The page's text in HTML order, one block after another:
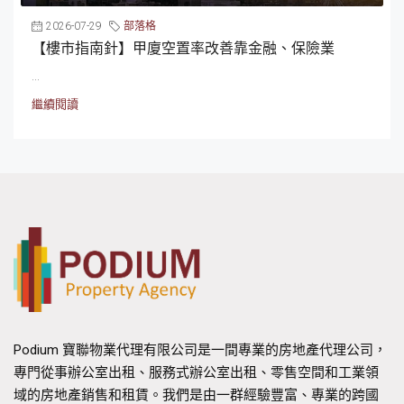
2026-07-29 部落格
【樓市指南針】甲廈空置率改善靠金融、保險業
繼續閱讀
Podium 寶聯物業代理有限公司是一間專業的房地產代理公司，
專門從事辦公室出租、服務式辦公室出租、零售空間和工業領
域的房地產銷售和租賃。我們是由一群經驗豐富、專業的跨國